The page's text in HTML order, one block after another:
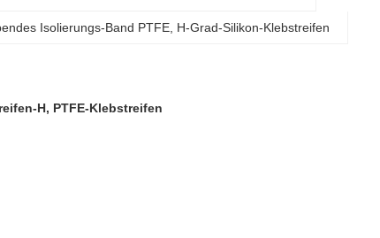
Isolierungs-Band PTFE H-Grad-Silikon-Klebstreifen
H, PTFE-Klebstreifen